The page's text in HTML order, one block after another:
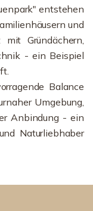
entstehen
und
Gründächern,
- ein Beispiel
Balance
Umgebung,
Anbindung - ein
Naturliebhaber